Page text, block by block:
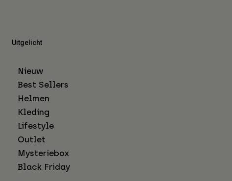
Uitgelicht
Nieuw
Best Sellers
Helmen
Kleding
Lifestyle
Outlet
Mysteriebox
Black Friday